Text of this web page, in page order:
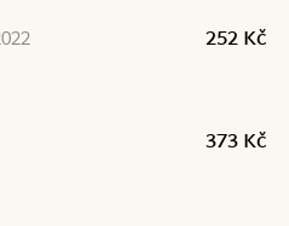
252 Kč
373 Kč